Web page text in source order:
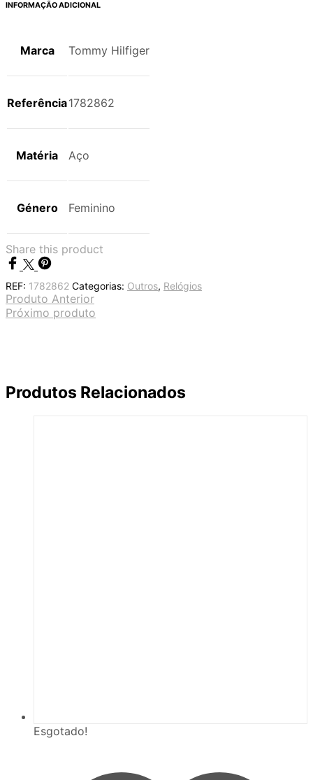
INFORMAÇÃO ADICIONAL
Marca Tommy Hilfiger
Referência1782862
Matéria Aço
Género Feminino
Share this product
REF: 1782862 Categorias: Outros, Relógios
Produto Anterior
Próximo produto
Produtos Relacionados
Esgotado!